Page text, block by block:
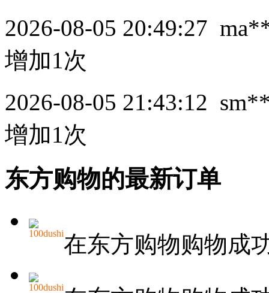
2026-08-05 20:49:27
增加1次
2026-08-05 21:43:12
增加1次
东方购物的最新订单
100dushi在东方购物购物成
100dushi